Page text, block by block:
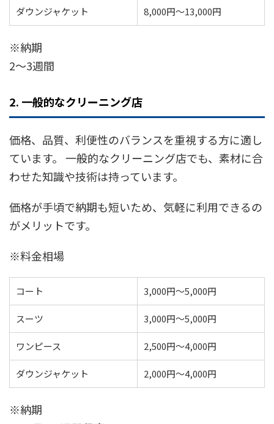
ダウンジャケット 8,000円〜13,000円
※納期
2〜3週間
2. 一般的なクリーニング店
価格、品質、利便性のバランスを重視する方に適し
ています。 一般的なクリーニング店でも、素材に合
わせた知識や技術は持っています。
価格が手頃で納期も短いため、気軽に利用できるの
がメリットです。
※料金相場
コート 3,000円〜5,000円
スーツ 3,000円〜5,000円
ワンピース 2,500円〜4,000円
ダウンジャケット 2,000円〜4,000円
※納期